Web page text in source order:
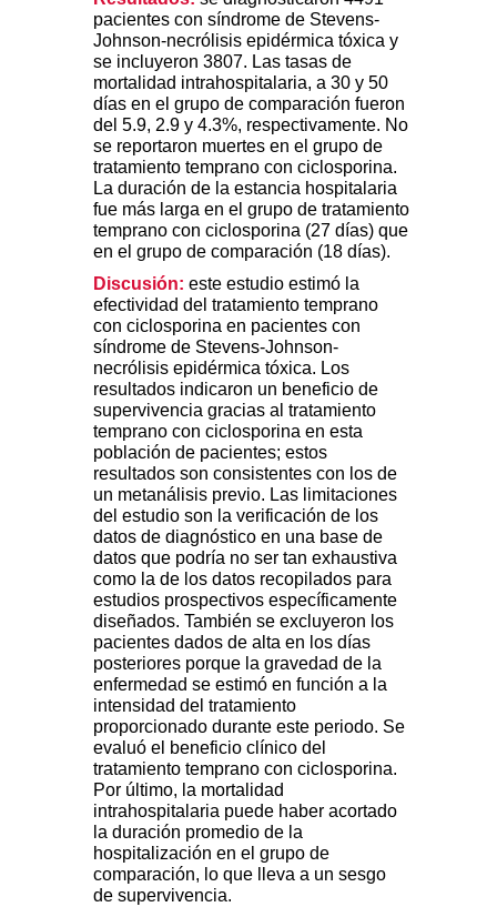
pacientes con síndrome de Stevens-
Johnson-necrólisis epidérmica tóxica y
se incluyeron 3807. Las tasas de
mortalidad intrahospitalaria, a 30 y 50
días en el grupo de comparación fueron
del 5.9, 2.9 y 4.3%, respectivamente. No
se reportaron muertes en el grupo de
tratamiento temprano con ciclosporina.
La duración de la estancia hospitalaria
fue más larga en el grupo de tratamiento
temprano con ciclosporina (27 días) que
en el grupo de comparación (18 días).
Discusión: este estudio estimó la
efectividad del tratamiento temprano
con ciclosporina en pacientes con
síndrome de Stevens-Johnson-
necrólisis epidérmica tóxica. Los
resultados indicaron un beneficio de
supervivencia gracias al tratamiento
temprano con ciclosporina en esta
población de pacientes; estos
resultados son consistentes con los de
un metanálisis previo. Las limitaciones
del estudio son la verificación de los
datos de diagnóstico en una base de
datos que podría no ser tan exhaustiva
como la de los datos recopilados para
estudios prospectivos específicamente
diseñados. También se excluyeron los
pacientes dados de alta en los días
posteriores porque la gravedad de la
enfermedad se estimó en función a la
intensidad del tratamiento
proporcionado durante este periodo. Se
evaluó el beneficio clínico del
tratamiento temprano con ciclosporina.
Por último, la mortalidad
intrahospitalaria puede haber acortado
la duración promedio de la
hospitalización en el grupo de
comparación, lo que lleva a un sesgo
de supervivencia.